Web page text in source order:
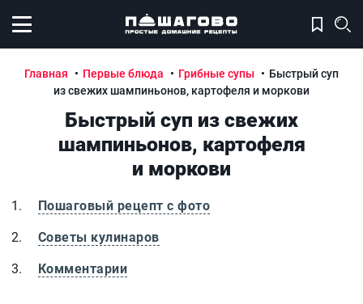
Открыть меню
Главная Первые блюда Грибные супы
Быстрый суп
из свежих шампиньонов, картофеля и моркови
Быстрый суп из свежих
шампиньонов, картофеля
и моркови
Пошаговый рецепт с фото
Советы кулинаров
Комментарии